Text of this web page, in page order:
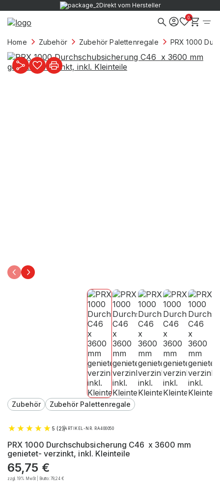
Direkt vom Hersteller
0
Home Zubehör Zubehör Palettenregale PRX 1000
Zubehör Zubehör Palettenregale
5 (2) ARTIKEL-NR. RA400050
PRX 1000 Durchschubsicherung C46 x 3600 mm
genietet- verzinkt, inkl. Kleinteile
65,75 €
zzgl. 19% MwSt | Brutto:78,24€